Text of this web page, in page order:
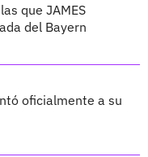
que JAMES
del Bayern
oficialmente a su